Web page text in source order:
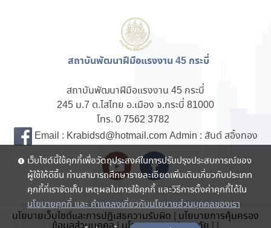
สถาบันพัฒนาฝีมือแรงงาน 45 กระบี่
สถาบันพัฒนาฝีมือแรงงาน 45 กระบี่
245 ม.7 ต.ไสไทย อ.เมือง จ.กระบี่ 81000
โทร. 0 7562 3782
Email : Krabidsd@hotmail.com Admin : สันต์ สอิ้งทอง
นโยบายเว็บไซต์และการปฏิเสธความรับผิด | นโยบายการคุ้มครอง
เว็บไซต์นี้ใช้คุกกี้เพื่อวัตถุประสงค์ในการปรับปรุงประสบการณ์ของ
ผู้ใช้ให้ดีขึ้น ท่านสามารถศึกษารายละเอียดเพิ่มเติมเกี่ยวกับประเภท
คุกกี้ที่เราจัดเก็บ เหตุผลในการใช้คุกกี้ และวิธีการตั้งค่าคุกกี้ได้ใน
นโยบายคุกกี้ และ คำแถลงเกี่ยวกับนโยบายส่วนบุคคลของเรา